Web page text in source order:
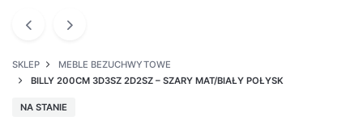
SKLEP
MEBLE BEZUCHWYTOWE
BILLY 200CM 3D3SZ 2D2SZ – SZARY MAT/BIAŁY POŁYSK
NA STANIE